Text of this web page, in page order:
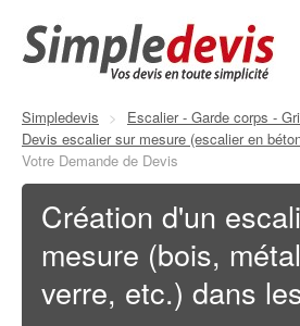
Simpledevis > Escalier - Garde corps -
Devis escalier sur mesure (escalier en
Votre Demande de Devis
Création d'un
mesure (bois,
verre, etc.) dans